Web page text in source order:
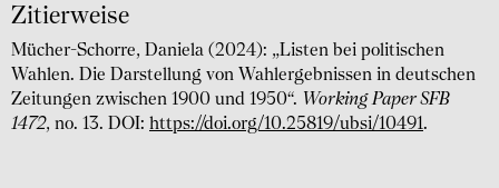
Zitierweise
Mücher-Schorre, Daniela (2024): „Listen bei politischen
Wahlen. Die Darstellung von Wahlergebnissen in deutschen
Zeitungen zwischen 1900 und 1950“. Working Paper SFB
1472, no. 13. DOI: https://doi.org/10.25819/ubsi/10491.